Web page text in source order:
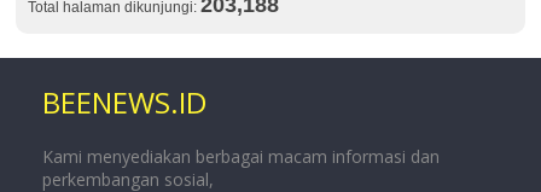
Total halaman dikunjungi:
BEENEWS.ID
Kami menyediakan berbagai macam informasi dan
perkembangan sosial,